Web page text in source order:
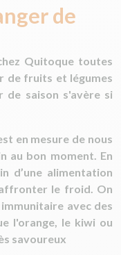
de
Quitoque toutes
de fruits et légumes
de saison s'avère si
en mesure de nous
au bon moment. En
d’une alimentation
le froid. On
avec des
l'orange, le kiwi ou
savoureux